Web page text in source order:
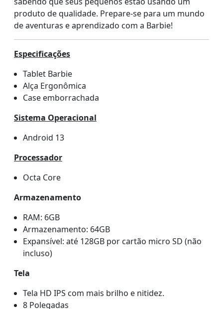
produto de qualidade. Prepare-se para um mundo
de aventuras e aprendizado com a Barbie!
Especificações
Tablet Barbie
Alça Ergonômica
Case emborrachada
Sistema Operacional
Android 13
Processador
Octa Core
Armazenamento
RAM: 6GB
Armazenamento: 64GB
Expansível: até 128GB por cartão micro SD (não
incluso)
Tela
Tela HD IPS com mais brilho e nitidez.
8 Polegadas